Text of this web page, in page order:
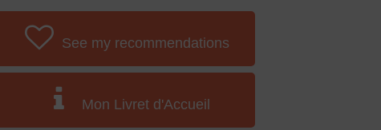
See my recommendations
Mon Livret d'Accueil